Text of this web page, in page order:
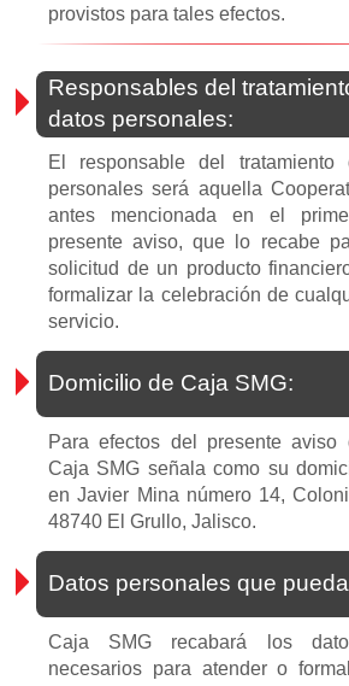
provistos para tales efectos.
Responsables del
datos personales:
El responsable del
personales será aquella
antes mencionada en el
presente aviso, que lo recabe
solicitud de un producto
formalizar la celebración de
servicio.
Domicilio de Caja SMG:
Para efectos del presente aviso
Caja SMG señala como su
en Javier Mina número 14,
48740 El Grullo, Jalisco.
Datos personales que
Caja SMG recabará los
necesarios para atender o